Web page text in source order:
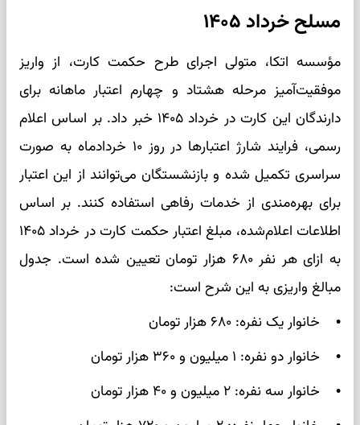
مسلح خرداد ۱۴۰۵
مؤسسه اتکا، متولی اجرای طرح حکمت کارت، از واریز
موفقیت‌آمیز مرحله هشتاد و چهارم اعتبار ماهانه برای
دارندگان این کارت در خرداد ۱۴۰۵ خبر داد. بر اساس اعلام
رسمی، فرایند شارژ اعتبارها در روز ۱۰ خردادماه به صورت
سراسری تکمیل شده و بازنشستگان می‌توانند از این اعتبار
برای بهره‌مندی از خدمات رفاهی استفاده کنند. بر اساس
اطلاعات اعلام‌شده، مبلغ اعتبار حکمت کارت در خرداد ۱۴۰۵
به ازای هر نفر ۶۸۰ هزار تومان تعیین شده است. جدول
مبالغ واریزی به این شرح است:
• خانوار یک نفره: ۶۸۰ هزار تومان
• خانوار دو نفره: ۱ میلیون و ۳۶۰ هزار تومان
• خانوار سه نفره: ۲ میلیون و ۴۰ هزار تومان